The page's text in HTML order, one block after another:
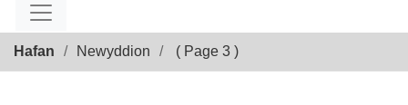
Hafan Newyddion ( Page 3 )